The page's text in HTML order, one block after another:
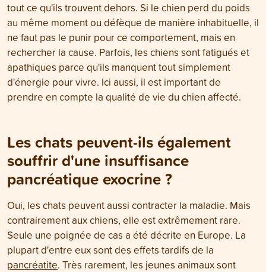
tout ce qu'ils trouvent dehors. Si le chien perd du poids
au même moment ou défèque de manière inhabituelle, il
ne faut pas le punir pour ce comportement, mais en
rechercher la cause. Parfois, les chiens sont fatigués et
apathiques parce qu'ils manquent tout simplement
d'énergie pour vivre. Ici aussi, il est important de
prendre en compte la qualité de vie du chien affecté.
Les chats peuvent-ils également
souffrir d'une insuffisance
pancréatique exocrine ?
Oui, les chats peuvent aussi contracter la maladie. Mais
contrairement aux chiens, elle est extrêmement rare.
Seule une poignée de cas a été décrite en Europe. La
plupart d'entre eux sont des effets tardifs de la
pancréatite. Très rarement, les jeunes animaux sont